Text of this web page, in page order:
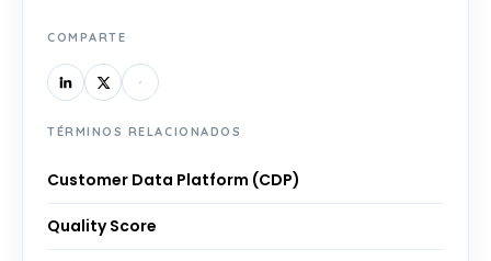
COMPARTE
TÉRMINOS RELACIONADOS
Customer Data Platform (CDP)
Quality Score